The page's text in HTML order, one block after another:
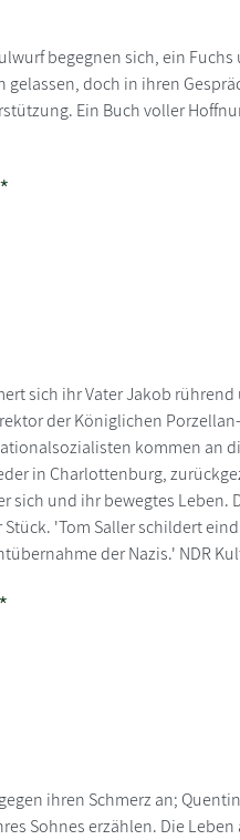
begegnen sich, ein
gelassen, doch in ihren
Ein Buch voller
sich ihr Vater Jakob rührend
der Königlichen
kommen an
in Charlottenburg,
sich und ihr bewegtes
'Tom Saller schildert
der Nazis.' NDR
ihren Schmerz an;
Sohnes erzählen. Die